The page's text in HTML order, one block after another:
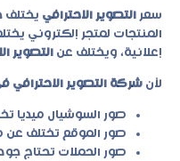
سعر التصوير الاحترافي يختلف
المنتجات لمتجر إلكتروني
إعلانية، ويختلف عن التصوير
لأن شركة التصوير الاحترافي
صور السوشيال ميديا
صور الموقع تختلف عن
صور الحملات تحتاج